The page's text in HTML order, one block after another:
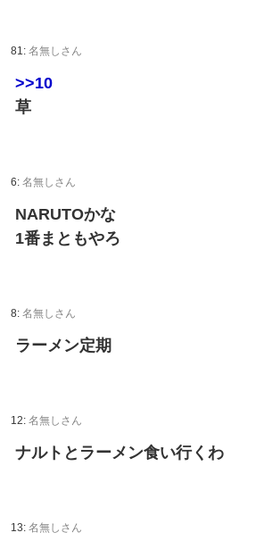
81: 名無しさん
>>10
草
6: 名無しさん
NARUTOかな
1番まともやろ
8: 名無しさん
ラーメン定期
12: 名無しさん
ナルトとラーメン食い行くわ
13: 名無しさん